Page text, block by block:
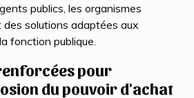
publics, les organismes
solutions adaptées aux
fonction publique.
pour
du pouvoir d'achat